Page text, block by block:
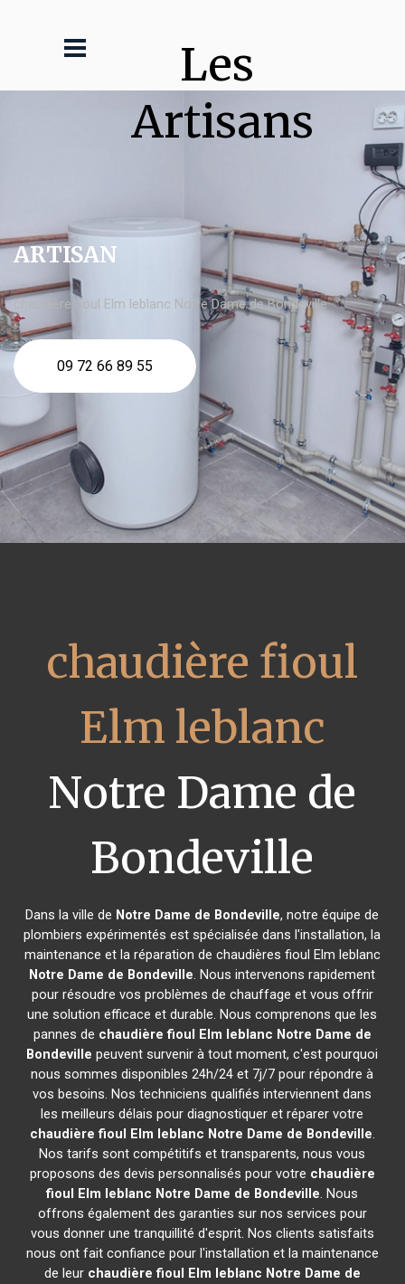
Les
Artisans
ARTISAN
chaudière fioul Elm leblanc Notre Dame de Bondeville
09 72 66 89 55
chaudière fioul
Elm leblanc
Notre Dame de
Bondeville
Dans la ville de Notre Dame de Bondeville, notre équipe de
plombiers expérimentés est spécialisée dans l'installation, la
maintenance et la réparation de chaudières fioul Elm leblanc
Notre Dame de Bondeville. Nous intervenons rapidement
pour résoudre vos problèmes de chauffage et vous offrir
une solution efficace et durable. Nous comprenons que les
pannes de chaudière fioul Elm leblanc Notre Dame de
Bondeville peuvent survenir à tout moment, c'est pourquoi
nous sommes disponibles 24h/24 et 7j/7 pour répondre à
vos besoins. Nos techniciens qualifiés interviennent dans
les meilleurs délais pour diagnostiquer et réparer votre
chaudière fioul Elm leblanc Notre Dame de Bondeville.
Nos tarifs sont compétitifs et transparents, nous vous
proposons des devis personnalisés pour votre chaudière
fioul Elm leblanc Notre Dame de Bondeville. Nous
offrons également des garanties sur nos services pour
vous donner une tranquillité d'esprit. Nos clients satisfaits
nous ont fait confiance pour l'installation et la maintenance
de leur chaudière fioul Elm leblanc Notre Dame de